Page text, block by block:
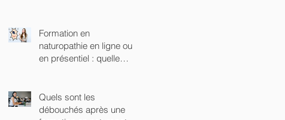
Formation en
naturopathie en ligne ou
en présentiel : quelle
Quels sont les
débouchés après une